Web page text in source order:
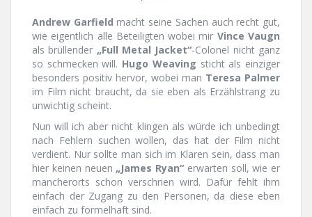
Andrew Garfield macht seine Sachen auch recht gut,
wie eigentlich alle Beteiligten wobei mir Vince Vaugn
als brüllender „Full Metal Jacket“-Colonel nicht ganz
so schmecken will. Hugo Weaving sticht als einziger
besonders positiv hervor, wobei man Teresa Palmer
im Film nicht braucht, da sie eben als Erzählstrang zu
unwichtig scheint.
Nun will ich aber nicht klingen als würde ich unbedingt
nach Fehlern suchen wollen, das hat der Film nicht
verdient. Nur sollte man sich im Klaren sein, dass man
hier keinen neuen „James Ryan“ erwarten soll, wie er
mancherorts schon verschrien wird. Dafür fehlt ihm
einfach der Zugang zu den Personen, da diese eben
einfach zu formelhaft sind.